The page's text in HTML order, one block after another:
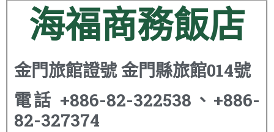
海福商務飯店
金門旅館證號金門縣旅館014號
電話 +886-82-322538、+886-
82-327374